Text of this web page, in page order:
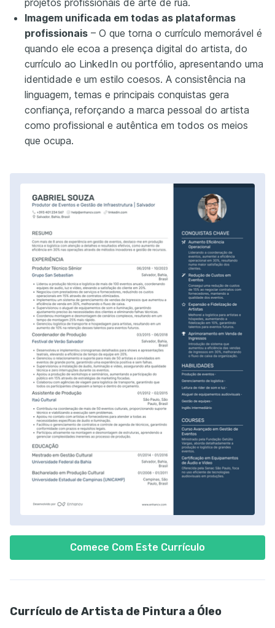
Comece Com Este Currículo
Imagem unificada em todas as plataformas
profissionais – O que torna o currículo memorável é
quando ele ecoa a presença digital do artista, do
currículo ao LinkedIn ou portfólio, apresentando uma
identidade e um estilo coesos. A consistência na
linguagem, temas e principais conquistas gera
confiança, reforçando a marca pessoal do artista
como profissional e autêntica em todos os meios
que ocupa.
Currículo de Artista de Pintura a Óleo